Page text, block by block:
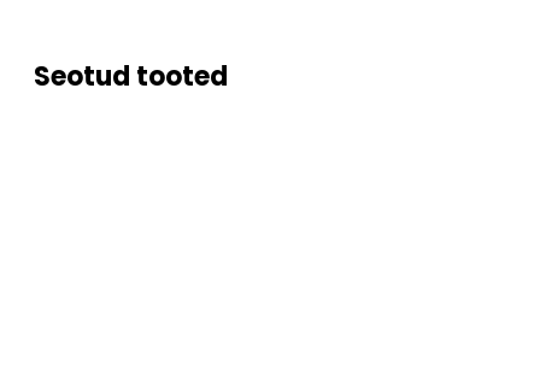
Seotud tooted